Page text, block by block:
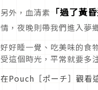
另外，血清素 「過了黃
情，夜晚則帶我們進入夢
好好睡一覺、吃美味的食
受這個時光，平常就要多
在Pouch［ポーチ］觀看